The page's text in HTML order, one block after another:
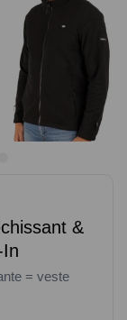
&
= veste